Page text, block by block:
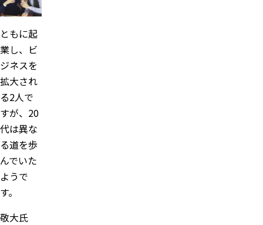
ともに起
業し、ビ
ジネスを
拡大され
る2人で
すが、20
代は異な
る道を歩
んでいた
ようで
す。
敬大氏